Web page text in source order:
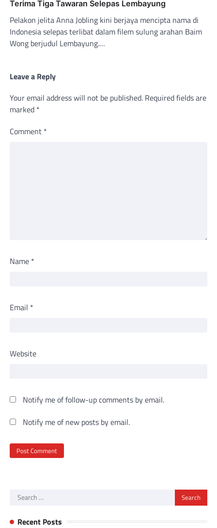
Terima Tiga Tawaran Selepas Lembayung
Pelakon jelita Anna Jobling kini berjaya mencipta nama di
Indonesia selepas terlibat dalam filem sulung arahan Baim
Wong berjudul Lembayung.…
Leave a Reply
Your email address will not be published. Required fields are
marked *
Comment *
Name *
Email *
Website
Notify me of follow-up comments by email.
Notify me of new posts by email.
Search
Recent Posts